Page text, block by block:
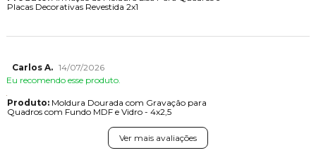
Placas Decorativas Revestida 2x1
Carlos A. 14/07/2026
Eu recomendo esse produto.
Produto:Moldura Dourada com Gravação para
Quadros com Fundo MDF e Vidro - 4x2,5
Ver mais avaliações